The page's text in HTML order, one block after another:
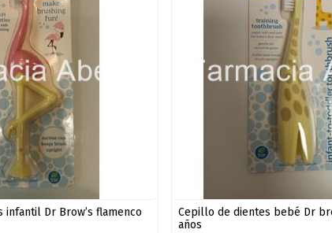
Dr Brow’s flamenco
Cepillo de dientes bebé Dr
años